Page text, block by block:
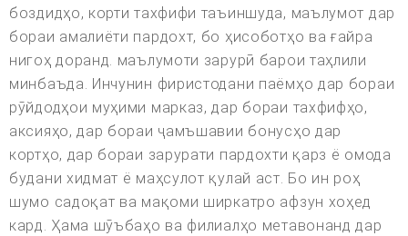
боздидҳо, корти тахфифи таъиншуда, маълумот дар
бораи амалиёти пардохт, бо ҳисоботҳо ва ғайра
нигоҳ доранд. маълумоти зарурӣ барои таҳлили
минбаъда. Инчунин фиристодани паёмҳо дар бораи
рӯйдодҳои муҳими марказ, дар бораи тахфифҳо,
аксияҳо, дар бораи ҷамъшавии бонусҳо дар
кортҳо, дар бораи зарурати пардохти қарз ё омода
будани хидмат ё маҳсулот қулай аст. Бо ин роҳ
шумо садоқат ва мақоми ширкатро афзун хоҳед
кард. Ҳама шӯъбаҳо ва филиалҳо метавонанд дар